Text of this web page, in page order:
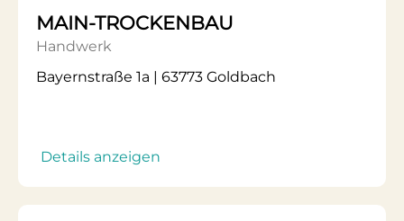
MAIN-TROCKENBAU
Handwerk
Bayernstraße 1a | 63773 Goldbach
Details anzeigen